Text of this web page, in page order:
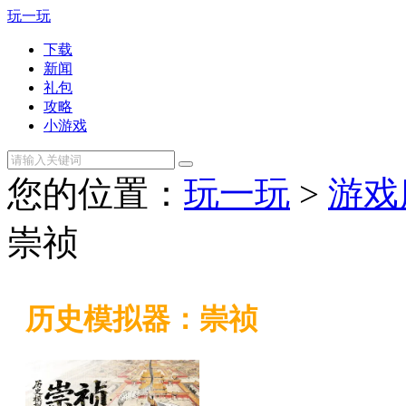
玩一玩
下载
新闻
礼包
攻略
小游戏
您的位置： 玩一玩 > 游
崇祯
历史模拟器：崇祯